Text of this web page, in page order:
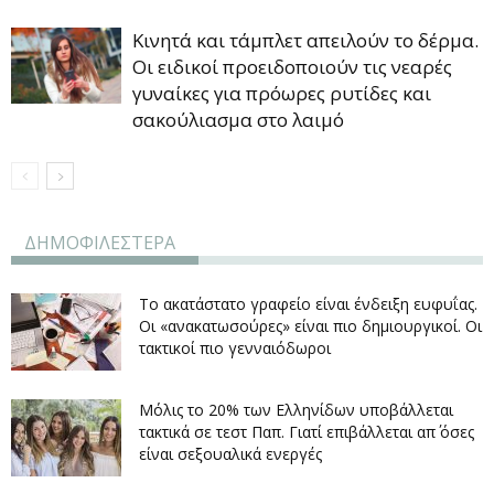
Κινητά και τάμπλετ απειλούν το δέρμα.
Οι ειδικοί προειδοποιούν τις νεαρές
γυναίκες για πρόωρες ρυτίδες και
σακούλιασμα στο λαιμό
ΔΗΜΟΦΙΛΕΣΤΕΡΑ
Το ακατάστατο γραφείο είναι ένδειξη ευφυΐας.
Οι «ανακατωσούρες» είναι πιο δημιουργικοί. Οι
τακτικοί πιο γενναιόδωροι
Μόλις το 20% των Ελληνίδων υποβάλλεται
τακτικά σε τεστ Παπ. Γιατί επιβάλλεται απ΄ όσες
είναι σεξουαλικά ενεργές